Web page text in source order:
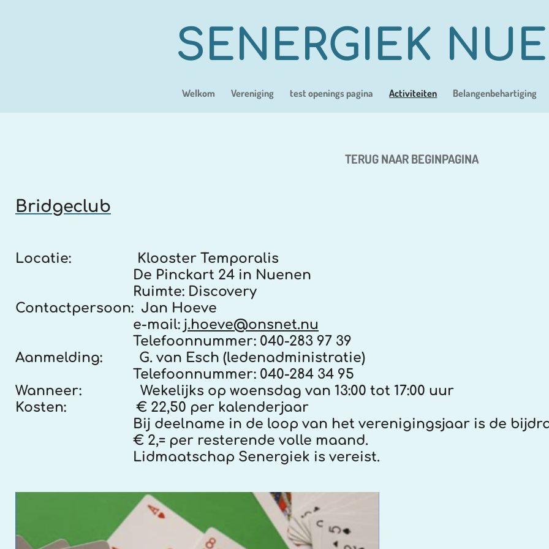
SENERGIEK
Welkom Vereniging test openings pagina Activiteiten Belangenbehartiging
TERUG NAAR BEGINPAGINA
Bridgeclub
Locatie:
Klooster Temporalis
De Pinckart 24 in Nuenen
Ruimte: Discovery
Contactpersoon: Jan Hoeve
e-mail: j.hoeve@onsnet.nu
Telefoonnummer: 040-283 97 39
Aanmelding:
G. van Esch (ledenadministratie)
Telefoonnummer: 040-284 34 95
Wanneer:
Wekelijks op woensdag van 13:00 tot 17:00 uur
Kosten:
€ 22,50 per kalenderjaar
Bij deelname in de loop van het verenigingsjaar is de
€ 2,= per resterende volle maand.
Lidmaatschap Senergiek is vereist.